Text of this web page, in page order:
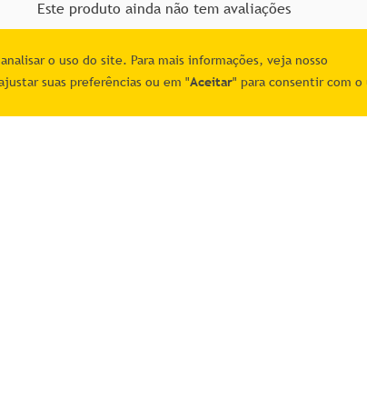
o uso do site. Para mais informações, veja nosso
suas preferências ou em "Aceitar" para consentir com o
Este produto ainda não tem avaliações